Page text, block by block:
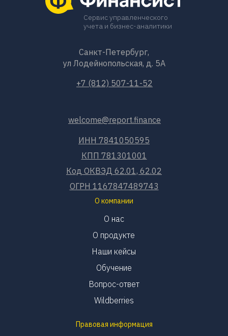
Сервис управленческого
учета и бизнес-аналитики
О компании
+7 (812) 507-11-52
Санкт-Петербург,
ул Лодейнопольская, д. 5А
welcome@report.finance
О нас
О продукте
Наши кейсы
Обучение
Вопрос-ответ
Правовая информация
Wildberries
ИНН 7841050595
КПП 781301001
Код ОКВЭД 62.01, 62.02
ОГРН 1167847489743